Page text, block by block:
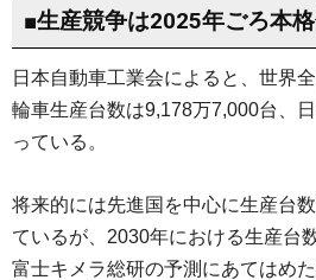
■生産競争は2025年ごろ本
日本自動車工業会によると、世界
輪車生産台数は9,178万7,000台、
っている。
将来的には先進国を中心に生産台
ているが、2030年における生産台
富士キメラ総研の予測にあてはめ